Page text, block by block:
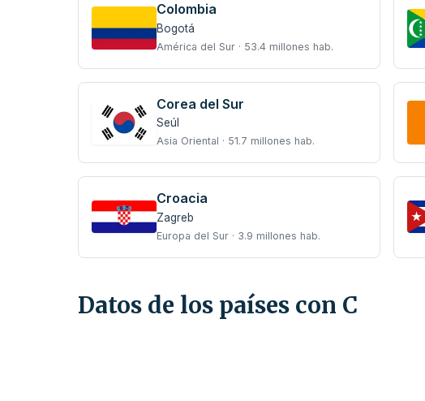
Colombia
Bogotá
América del Sur · 53.4 millones hab.
Corea del Sur
Seúl
Asia Oriental · 51.7 millones hab.
Croacia
Zagreb
Europa del Sur · 3.9 millones hab.
Datos de los países con C